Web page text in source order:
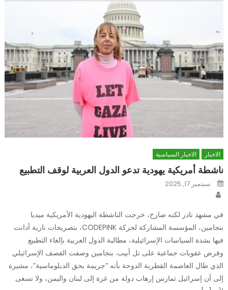
الاخبار الاخبار السياسية
ناشطة أمريكية يهودية تدعو الدول العربية لوقف التطبيع
Posted
onسبتمبر 17, 2025
في مشهد نادر لكنه صارخ، خرجت الناشطة اليهودية الأمريكية ميديا
بنجامين، المؤسسة المشاركة لحركة CODEPINK، بتصريحات نارية أدانت
فيها بشدة السياسات الإسرائيلية، مطالبة الدول العربية بإلغاء التطبيع
وفرض عقوبات جماعية على تل أبيب. بنجامين وصفت القصف الإسرائيلي
الذي طال العاصمة القطرية الدوحة بأنه “جريمة بحق الدبلوماسية”، مشيرة
إلى أن إسرائيل تمارس إرهاب دولة من غزة إلى لبنان واليمن، ولا تسعى